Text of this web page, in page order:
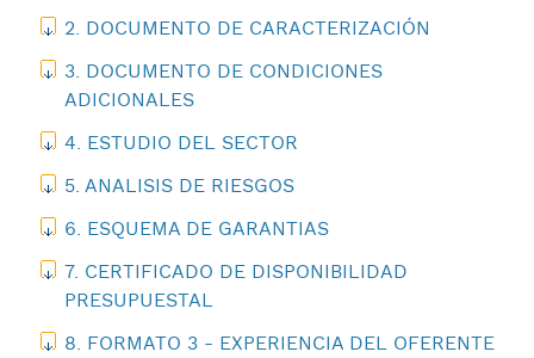
2. DOCUMENTO DE CARACTERIZACIÓN
3. DOCUMENTO DE CONDICIONES
ADICIONALES
4. ESTUDIO DEL SECTOR
5. ANALISIS DE RIESGOS
6. ESQUEMA DE GARANTIAS
7. CERTIFICADO DE DISPONIBILIDAD
PRESUPUESTAL
8. FORMATO 3 - EXPERIENCIA DEL OFERENTE